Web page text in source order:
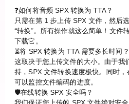
❓如何将音频 SPX 转换为 TTA？
只需在第 1 步上传 SPX 文件，然后
“转换”。所有操作就这么简单！文件
下载它。
⏳将 SPX 转换为 TTA 需要多长时间？
这取决于您上传文件的大小。由于我
持，SPX 文件转换速度极快。同时
可以监控文件编码的进度。
🛡️在线转换 SPX 安全吗？
我们保证您上传的 SPX 文件绝对安